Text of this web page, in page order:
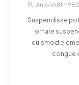
Anis-
Suspendisse
ornare
euismod
congue